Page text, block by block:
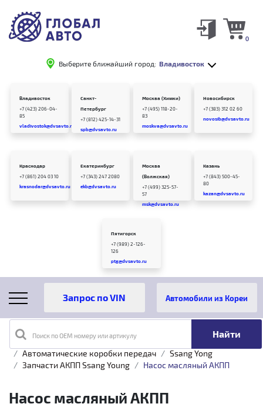
Выберите ближайший город: Владивосток
0
Владивосток
+7 (423) 206-04-
85
vladivostok@dvsavto.ru
Санкт-
Петербург
+7 (812) 425-14-31
spb@dvsavto.ru
Москва (Химки)
+7 (495) 118-20-
83
moskva@dvsavto.ru
Новосибирск
+7 (383) 312 02 60
novosib@dvsavto.ru
Краснодар
+7 (861) 204 03 10
krasnodar@dvsavto.ru
Екатеринбург
+7 (343) 247 2080
ekb@dvsavto.ru
Москва
(Волжская)
+7 (499) 325-57-
57
msk@dvsavto.ru
Казань
+7 (843) 500-45-
80
kazan@dvsavto.ru
Пятигорск
+7 (989) 2-126-
126
ptg@dvsavto.ru
Поиск по OEM номеру или артикулу
Автомобили из Кореи
Главная Каталог товаров
Трансмиссия
Автоматические коробки передач
Ssang Yong
Запчасти АКПП Ssang Young
Насос масляный АКПП
Насос масляный АКПП